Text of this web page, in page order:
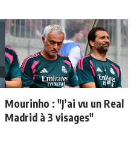
Mourinho : "J’ai vu un Real
Madrid à 3 visages"